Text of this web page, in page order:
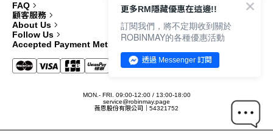
FAQ
顧客服務
About Us
Follow Us
Accepted Payment Methods
MON.- FRI. 09:00-12:00 / 13:00-18:00
service@robinmay.page
薇恩股份有限公司｜54321752
更多RM隱藏優惠在這邊!!
訂閱我們，將不定期收到關於
ROBINMAY的各種優惠活動
透過 Messenger 訂閱